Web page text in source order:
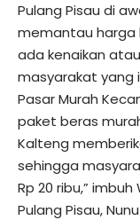
Pulang Pisau di
memantau harga
ada kenaikan
masyarakat yang
Pasar Murah
paket beras
Kalteng
sehingga
Rp 20 ribu,”
Pulang Pisau,